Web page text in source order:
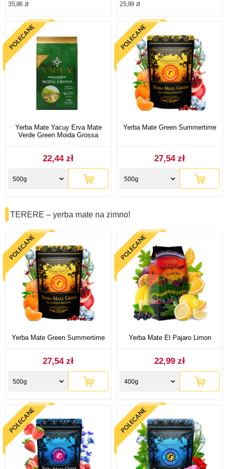
35,86 zł 25,99 zł
Yerba Mate Yacuy Erva Mate
Verde Green Moida Grossa
22,44 zł
500g
Yerba Mate Green Summertime
27,54 zł
500g
TERERE – yerba mate na zimno!
Yerba Mate Green Summertime
27,54 zł
500g
Yerba Mate El Pajaro Limon
22,99 zł
400g